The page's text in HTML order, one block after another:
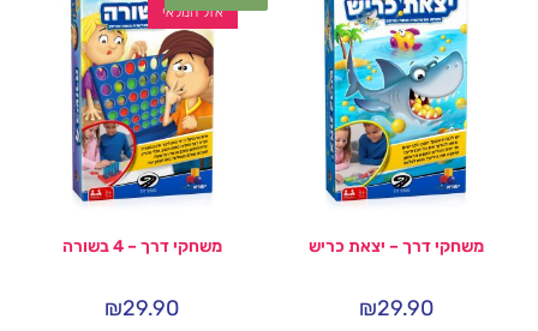
משחקי דרך – יצאת כריש
₪29.90
אזל המלאי
משחקי דרך – 4 בשורה
₪29.90